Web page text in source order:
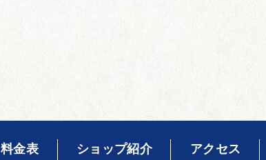
料金表 ショップ紹介 アクセス